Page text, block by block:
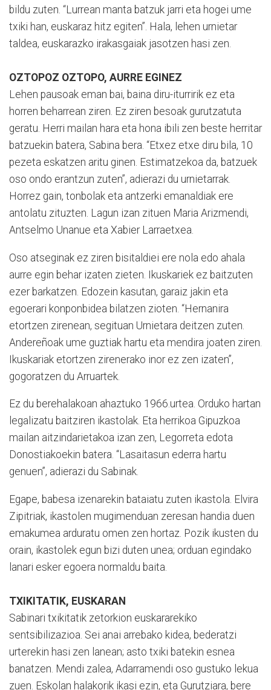
bildu zuten. “Lurrean manta batzuk jarri eta hogei ume
txiki han, euskaraz hitz egiten”. Hala, lehen urnietar
taldea, euskarazko irakasgaiak jasotzen hasi zen.
OZTOPOZ OZTOPO, AURRE EGINEZ
Lehen pausoak eman bai, baina diru-iturririk ez eta
horren beharrean ziren. Ez ziren besoak gurutzatuta
geratu. Herri mailan hara eta hona ibili zen beste herritar
batzuekin batera, Sabina bera. “Etxez etxe diru bila, 10
pezeta eskatzen aritu ginen. Estimatzekoa da, batzuek
oso ondo erantzun zuten”, adierazi du urnietarrak.
Horrez gain, tonbolak eta antzerki emanaldiak ere
antolatu zituzten. Lagun izan zituen Maria Arizmendi,
Antselmo Unanue eta Xabier Larraetxea.
Oso atseginak ez ziren bisitaldiei ere nola edo ahala
aurre egin behar izaten zieten. Ikuskariek ez baitzuten
ezer barkatzen. Edozein kasutan, garaiz jakin eta
egoerari konponbidea bilatzen zioten. “Hernanira
etortzen zirenean, segituan Urnietara deitzen zuten.
Andereñoak ume guztiak hartu eta mendira joaten ziren.
Ikuskariak etortzen zirenerako inor ez zen izaten”,
gogoratzen du Arruartek.
Ez du berehalakoan ahaztuko 1966.urtea. Orduko hartan
legalizatu baitziren ikastolak. Eta herrikoa Gipuzkoa
mailan aitzindarietakoa izan zen, Legorreta edota
Donostiakoekin batera. “Lasaitasun ederra hartu
genuen”, adierazi du Sabinak.
Egape, babesa izenarekin bataiatu zuten ikastola. Elvira
Zipitriak, ikastolen mugimenduan zeresan handia duen
emakumea arduratu omen zen hortaz. Pozik ikusten du
orain, ikastolek egun bizi duten unea; orduan egindako
lanari esker egoera normaldu baita.
TXIKITATIK, EUSKARAN
Sabinari txikitatik zetorkion euskararekiko
sentsibilizazioa. Sei anai arrebako kidea, bederatzi
urterekin hasi zen lanean; asto txiki batekin esnea
banatzen. Mendi zalea, Adarramendi oso gustuko lekua
zuen. Eskolan halakorik ikasi ezin, eta Gurutziara, bere